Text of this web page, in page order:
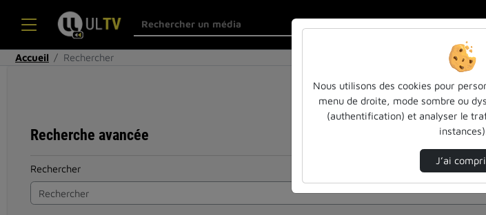
Accueil Rechercher
Recherche avancée
Rechercher
Nous utilisons des cookies pour
menu de droite, mode sombre ou
(authentification) et analyser le
J’ai